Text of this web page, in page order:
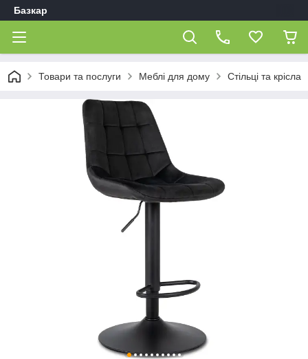
Базкар
Товари та послуги Меблі для дому Стільці та крісла